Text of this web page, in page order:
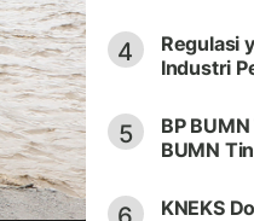
4
Regulasi
Industri
5
BP
BUMN
KNEKS